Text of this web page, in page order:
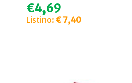
€4,69
Listino: € 7,40